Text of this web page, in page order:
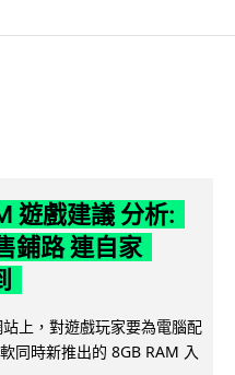
遊戲建議 分析:
鋪路 連自家
上，對遊戲玩家要為電腦配
同時新推出的 8GB RAM 入